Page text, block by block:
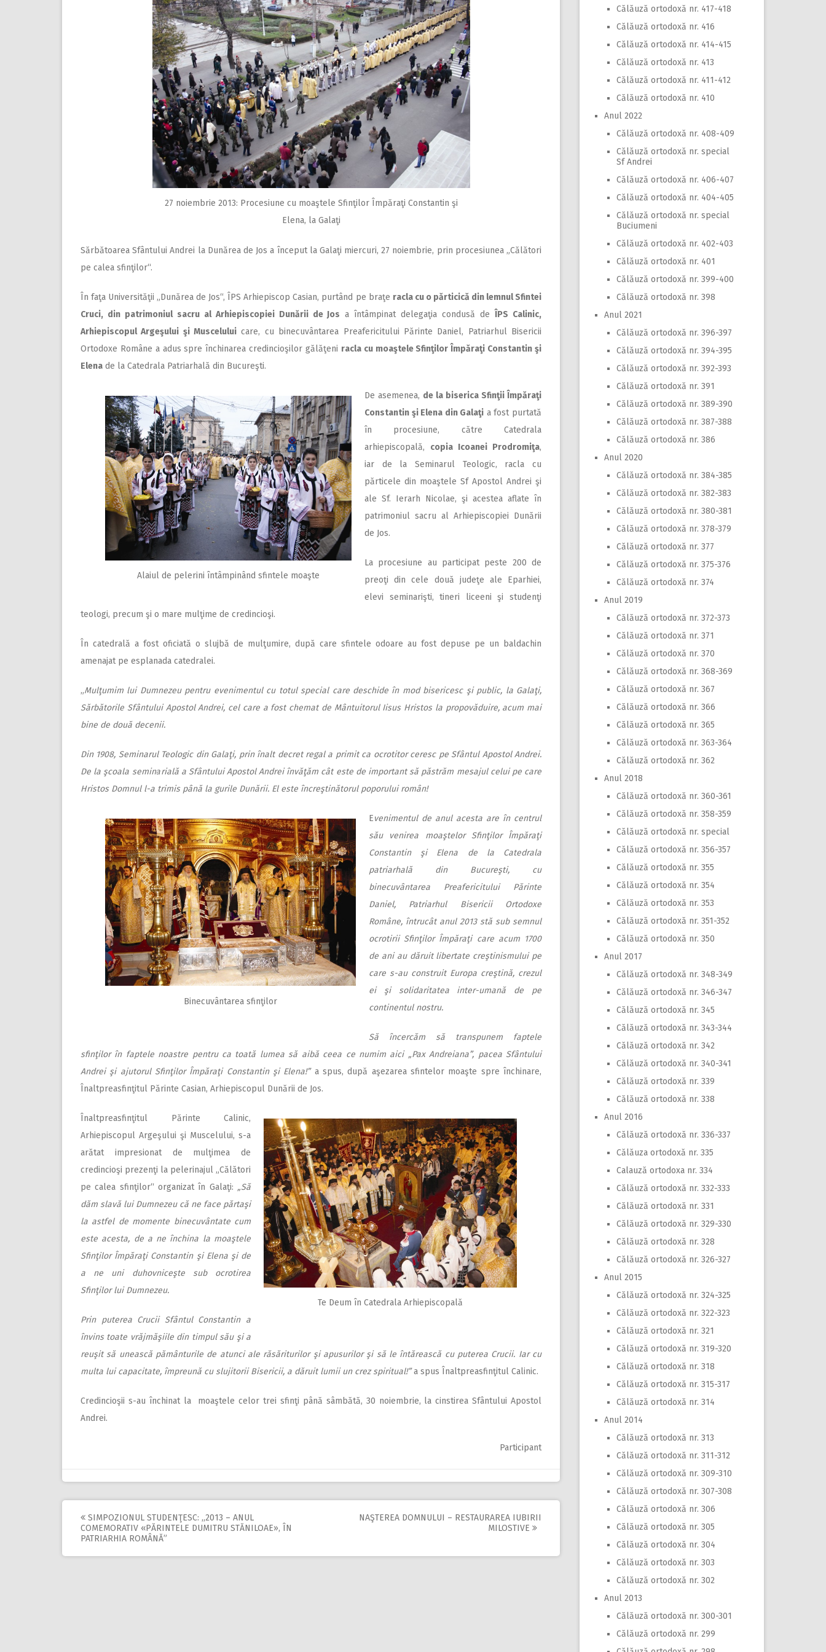
27 noiembrie 2013: Procesiune cu moaştele Sfinţilor Împăraţi Constantin şi
Elena, la Galaţi
Sărbătoarea Sfântului Andrei la Dunărea de Jos a început la Galaţi miercuri, 27 noiembrie, prin procesiunea „Călători
pe calea sfinţilor“.
În faţa Universităţii „Dunărea de Jos“, ÎPS Arhiepiscop Casian, purtând pe braţe racla cu o părticică din lemnul Sfintei
Cruci, din patrimoniul sacru al Arhiepiscopiei Dunării de Jos a întâmpinat delegaţia condusă de ÎPS Calinic,
Arhiepiscopul Argeşului şi Muscelului care, cu binecuvântarea Preafericitului Părinte Daniel, Patriarhul Bisericii
Ortodoxe Române a adus spre închinarea credincioşilor gălăţeni racla cu moaştele Sfinţilor Împăraţi Constantin şi
Elena de la Catedrala Patriarhală din Bucureşti.
Alaiul de pelerini întâmpinând sfintele moaşte
De asemenea, de la biserica Sfinţii Împăraţi
Constantin şi Elena din Galaţi a fost purtată
în procesiune, către Catedrala
arhiepiscopală, copia Icoanei Prodromiţa,
iar de la Seminarul Teologic, racla cu
părticele din moaştele Sf Apostol Andrei şi
ale Sf. Ierarh Nicolae, şi acestea aflate în
patrimoniul sacru al Arhiepiscopiei Dunării
de Jos.
La procesiune au participat peste 200 de
preoţi din cele două judeţe ale Eparhiei,
elevi seminarişti, tineri liceeni şi studenţi
teologi, precum şi o mare mulţime de credincioşi.
În catedrală a fost oficiată o slujbă de mulţumire, după care sfintele odoare au fost depuse pe un baldachin
amenajat pe esplanada catedralei.
„Mulţumim lui Dumnezeu pentru evenimentul cu totul special care deschide în mod bisericesc şi public, la Galaţi,
Sărbătorile Sfântului Apostol Andrei, cel care a fost chemat de Mântuitorul Iisus Hristos la propovăduire, acum mai
bine de două decenii.
Din 1908, Seminarul Teologic din Galaţi, prin înalt decret regal a primit ca ocrotitor ceresc pe Sfântul Apostol Andrei.
De la şcoala seminarială a Sfântului Apostol Andrei învăţăm cât este de important să păstrăm mesajul celui pe care
Hristos Domnul l-a trimis până la gurile Dunării. El este încreştinătorul poporului român!
Binecuvântarea sfinţilor
Evenimentul de anul acesta are în centrul
său venirea moaştelor Sfinţilor Împăraţi
Constantin şi Elena de la Catedrala
patriarhală din Bucureşti, cu
binecuvântarea Preafericitului Părinte
Daniel, Patriarhul Bisericii Ortodoxe
Române, întrucât anul 2013 stă sub semnul
ocrotirii Sfinţilor Împăraţi care acum 1700
de ani au dăruit libertate creştinismului pe
care s-au construit Europa creştină, crezul
ei şi solidaritatea inter-umană de pe
continentul nostru.
Să încercăm să transpunem faptele
sfinţilor în faptele noastre pentru ca toată lumea să aibă ceea ce numim aici „Pax Andreiana”, pacea Sfântului
Andrei şi ajutorul Sfinţilor Împăraţi Constantin şi Elena!”a spus, după aşezarea sfintelor moaşte spre închinare,
Înaltpreasfinţitul Părinte Casian, Arhiepiscopul Dunării de Jos.
Te Deum în Catedrala Arhiepiscopală
Înaltpreasfinţitul Părinte Calinic,
Arhiepiscopul Argeşului şi Muscelului, s-a
arătat impresionat de mulţimea de
credincioşi prezenţi la pelerinajul „Călători
pe calea sfinţilor“ organizat în Galaţi: „Să
dăm slavă lui Dumnezeu că ne face părtaşi
la astfel de momente binecuvântate cum
este acesta, de a ne închina la moaştele
Sfinţilor Împăraţi Constantin şi Elena şi de
a ne uni duhovniceşte sub ocrotirea
Sfinţilor lui Dumnezeu.
Prin puterea Crucii Sfântul Constantin a
învins toate vrăjmăşiile din timpul său şi a
reuşit să unească pământurile de atunci ale răsăriturilor şi apusurilor şi să le întărească cu puterea Crucii. Iar cu
multa lui capacitate, împreună cu slujitorii Bisericii, a dăruit lumii un crez spiritual!”a spus Înaltpreasfinţitul Calinic.
Credincioşii s-au închinat la moaştele celor trei sfinţi până sâmbătă, 30 noiembrie, la cinstirea Sfântului Apostol
Andrei.
Participant
Post
navigation
SIMPOZIONUL STUDENŢESC: ,,2013 – ANUL
COMEMORATIV «PĂRINTELE DUMITRU STĂNILOAE», ÎN
PATRIARHIA ROMÂNĂ”
NAŞTEREA DOMNULUI – RESTAURAREA IUBIRII
MILOSTIVE
Călăuză ortodoxă nr. 417-418
Călăuză ortodoxă nr. 416
Călăuză ortodoxă nr. 414-415
Călăuză ortodoxă nr. 413
Călăuză ortodoxă nr. 411-412
Călăuză ortodoxă nr. 410
Anul 2022
Călăuză ortodoxă nr. 408-409
Călăuză ortodoxă nr. special
Sf Andrei
Călăuză ortodoxă nr. 406-407
Călăuză ortodoxă nr. 404-405
Călăuză ortodoxă nr. special
Buciumeni
Călăuză ortodoxă nr. 402-403
Călăuză ortodoxă nr. 401
Călăuză ortodoxă nr. 399-400
Călăuză ortodoxă nr. 398
Anul 2021
Călăuză ortodoxă nr. 396-397
Călăuză ortodoxă nr. 394-395
Călăuză ortodoxă nr. 392-393
Călăuză ortodoxă nr. 391
Călăuză ortodoxă nr. 389-390
Călăuză ortodoxă nr. 387-388
Călăuză ortodoxă nr. 386
Anul 2020
Călăuză ortodoxă nr. 384-385
Călăuză ortodoxă nr. 382-383
Călăuză ortodoxă nr. 380-381
Călăuză ortodoxă nr. 378-379
Călăuză ortodoxă nr. 377
Călăuză ortodoxă nr. 375-376
Călăuză ortodoxă nr. 374
Anul 2019
Călăuză ortodoxă nr. 372-373
Călăuză ortodoxă nr. 371
Călăuză ortodoxă nr. 370
Călăuză ortodoxă nr. 368-369
Călăuză ortodoxă nr. 367
Călăuză ortodoxă nr. 366
Călăuză ortodoxă nr. 365
Călăuză ortodoxă nr. 363-364
Călăuză ortodoxă nr. 362
Anul 2018
Călăuză ortodoxă nr. 360-361
Călăuză ortodoxă nr. 358-359
Călăuză ortodoxă nr. special
Călăuză ortodoxă nr. 356-357
Călăuză ortodoxă nr. 355
Călăuză ortodoxă nr. 354
Călăuză ortodoxă nr. 353
Călăuză ortodoxă nr. 351-352
Călăuză ortodoxă nr. 350
Anul 2017
Călăuză ortodoxă nr. 348-349
Călăuză ortodoxă nr. 346-347
Călăuză ortodoxă nr. 345
Călăuză ortodoxă nr. 343-344
Călăuză ortodoxă nr. 342
Călăuză ortodoxă nr. 340-341
Călăuză ortodoxă nr. 339
Călăuză ortodoxă nr. 338
Anul 2016
Călăuză ortodoxă nr. 336-337
Călăuza ortodoxă nr. 335
Calauză ortodoxa nr. 334
Călăuză ortodoxă nr. 332-333
Călăuză ortodoxă nr. 331
Călăuză ortodoxă nr. 329-330
Călăuză ortodoxă nr. 328
Călăuză ortodoxă nr. 326-327
Anul 2015
Călăuză ortodoxă nr. 324-325
Călăuză ortodoxă nr. 322-323
Călăuză ortodoxă nr. 321
Călăuză ortodoxă nr. 319-320
Călăuză ortodoxă nr. 318
Călăuză ortodoxă nr. 315-317
Călăuză ortodoxă nr. 314
Anul 2014
Călăuză ortodoxă nr. 313
Călăuză ortodoxă nr. 311-312
Călăuză ortodoxă nr. 309-310
Călăuză ortodoxă nr. 307-308
Călăuză ortodoxă nr. 306
Călăuză ortodoxă nr. 305
Călăuză ortodoxă nr. 304
Călăuză ortodoxă nr. 303
Călăuză ortodoxă nr. 302
Anul 2013
Călăuză ortodoxă nr. 300-301
Călăuză ortodoxă nr. 299